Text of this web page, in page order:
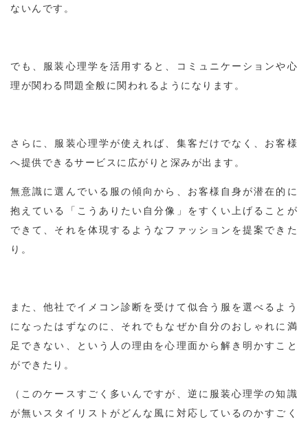
ないんです。
でも、服装心理学を活用すると、コミュニケーションや心
理が関わる問題全般に関われるようになります。
さらに、服装心理学が使えれば、集客だけでなく、お客様
へ提供できるサービスに広がりと深みが出ます。
無意識に選んでいる服の傾向から、お客様自身が潜在的に
抱えている「こうありたい自分像」をすくい上げることが
できて、それを体現するようなファッションを提案できた
り。
また、他社でイメコン診断を受けて似合う服を選べるよう
になったはずなのに、それでもなぜか自分のおしゃれに満
足できない、という人の理由を心理面から解き明かすこと
ができたり。
（このケースすごく多いんですが、逆に服装心理学の知識
が無いスタイリストがどんな風に対応しているのかすごく